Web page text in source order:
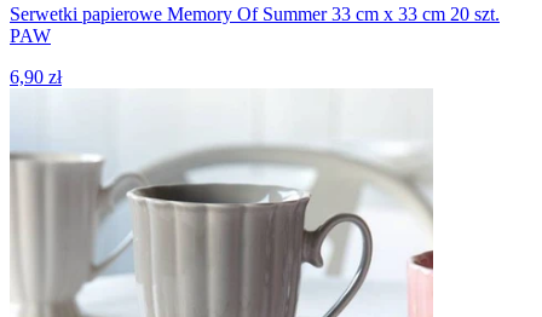
Serwetki papierowe Memory Of Summer 33 cm x 33 cm 20 szt.
PAW
6,90 zł